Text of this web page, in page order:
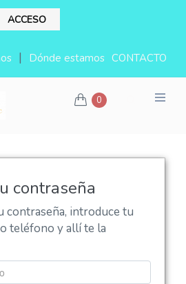
ACCESO
| Dónde estamos CONTACTO
0
contraseña
contraseña, introduce tu
teléfono y allí te la